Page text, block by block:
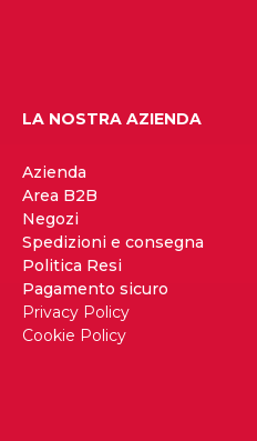
LA NOSTRA AZIENDA
Azienda
Area B2B
Negozi
Spedizioni e consegna
Politica Resi
Pagamento sicuro
Privacy Policy
Cookie Policy